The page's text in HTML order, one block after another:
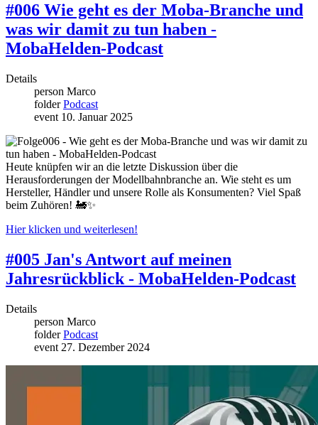
#006 Wie geht es der Moba-Branche und
was wir damit zu tun haben -
MobaHelden-Podcast
Details
person Marco
folder Podcast
event 10. Januar 2025
Heute knüpfen wir an die letzte Diskussion über die
Herausforderungen der Modellbahnbranche an. Wie steht es um
Hersteller, Händler und unsere Rolle als Konsumenten? Viel Spaß
beim Zuhören! 🚂✨
Hier klicken und weiterlesen!
#005 Jan's Antwort auf meinen
Jahresrückblick - MobaHelden-Podcast
Details
person Marco
folder Podcast
event 27. Dezember 2024